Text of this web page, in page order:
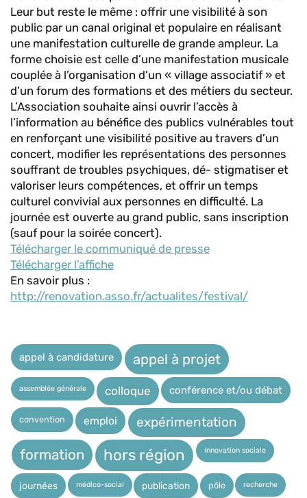
Leur but reste le même : offrir une visibilité à son
public par un canal original et populaire en réalisant
une manifestation culturelle de grande ampleur. La
forme choisie est celle d’une manifestation musicale
couplée à l’organisation d’un « village associatif » et
d’un forum des formations et des métiers du secteur.
L’Association souhaite ainsi ouvrir l’accès à
l’information au bénéfice des publics vulnérables tout
en renforçant une visibilité positive au travers d’un
concert, modifier les représentations des personnes
souffrant de troubles psychiques, dé- stigmatiser et
valoriser leurs compétences, et offrir un temps
culturel convivial aux personnes en difficulté. La
journée est ouverte au grand public, sans inscription
(sauf pour la soirée concert).
Télécharger le communiqué de presse
Télécharger l’affiche
En savoir plus :
http://renovation.asso.fr/actualites/festival/
appel à candidature appel à projet
assemblée générale colloque conférence et/ou débat
convention emploi expérimentation
formation hors région Innovation sociale
journées médico-social publication pôle recherche